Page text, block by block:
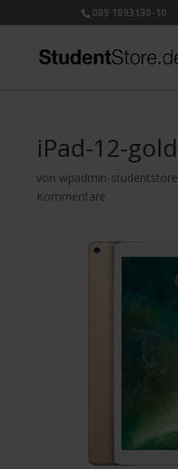
089 1893130-10
iPad-12-gold
von wpadmin-studentstore
Kommentare